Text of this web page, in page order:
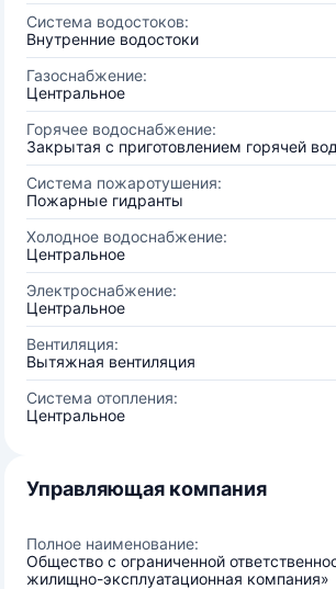
Система водостоков:
Внутренние водостоки
Газоснабжение:
Центральное
Горячее водоснабжение:
Закрытая с приготовлением горячей
Система пожаротушения:
Пожарные гидранты
Холодное водоснабжение:
Центральное
Электроснабжение:
Центральное
Вентиляция:
Вытяжная вентиляция
Система отопления:
Центральное
Управляющая компания
Полное наименование:
Общество с ограниченной
жилищно-эксплуатационная компания»